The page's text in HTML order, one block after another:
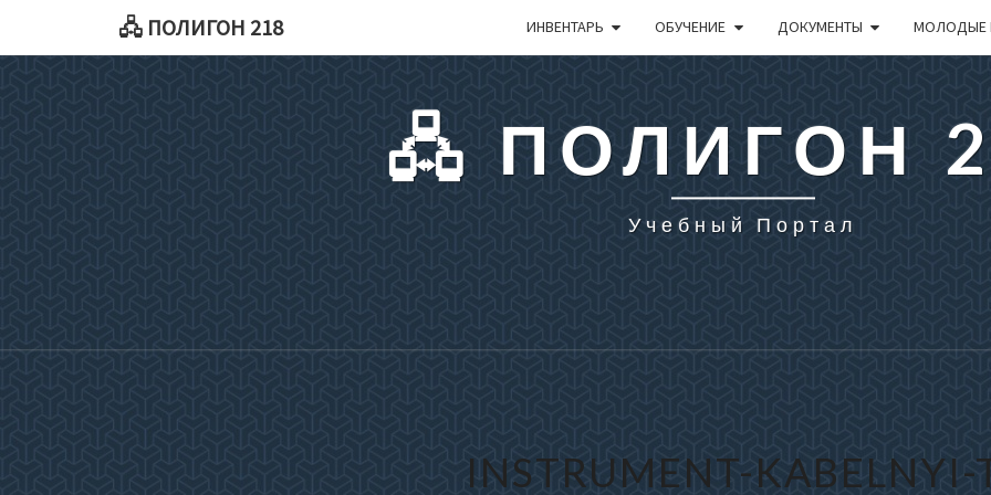
🖧 ПОЛИГОН 218 ИНВЕНТАРЬ ОБУЧЕНИЕ ДОКУМЕНТЫ МОЛОДЫЕ
🖧 ПОЛИГОН
Учебный Портал
INSTRUMENT-KABELNYI-